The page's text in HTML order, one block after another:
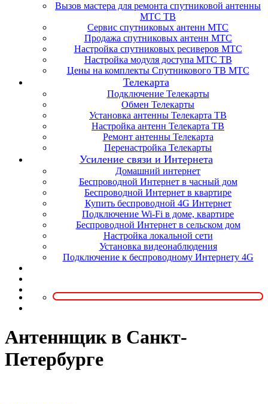
Вызов мастера для ремонта спутниковой антенны
МТС ТВ
Сервис спутниковых антенн МТС
Продажа спутниковых антенн МТС
Настройка спутниковых ресиверов МТС
Настройка модуля доступа МТС ТВ
Цены на комплекты Спутникового ТВ МТС
Телекарта
Подключение Телекарты
Обмен Телекарты
Установка антенны Телекарта ТВ
Настройка антенн Телекарта ТВ
Ремонт антенны Телекарта
Перенастройка Телекарты
Усиление связи и Интернета
Домашний интернет
Беспроводной Интернет в часный дом
Беспроводной Интернет в квартире
Купить беспроводной 4G Интернет
Подключение Wi-Fi в доме, квартире
Беспроводной Интернет в сельском дом
Настройка локальной сети
Установка видеонаблюдения
Подключение к беспроводному Интернету 4G
Антеннщик в Санкт-
Петербурге